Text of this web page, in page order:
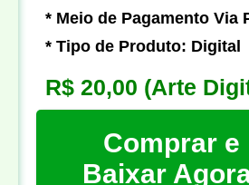
* Meio de Pagamento Via
* Tipo de Produto: Digital
R$ 20,00 (Arte
Comprar e
Baixar